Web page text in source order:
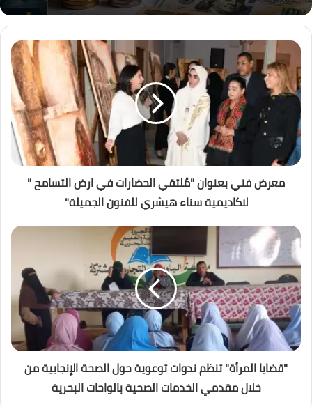
معرض فني بعنوان "مُلتقي الحضارات في ارض التسامح "
لاكاديمية سناء هيشري للفنون الجميلة"
"قضايا المرأة" تنظم ندوات توعوية حول الصحة الإنجابية من
خلال مقدمي الخدمات الصحية بالواحات البحرية